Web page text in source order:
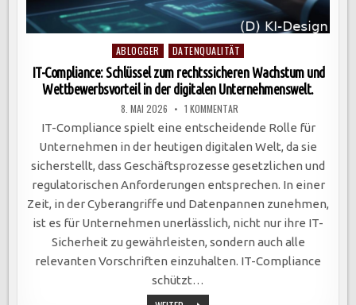
Posted
in
ABLOGGER DATENQUALITÄT
IT-Compliance: Schlüssel zum rechtssicheren Wachstum und
Wettbewerbsvorteil in der digitalen Unternehmenswelt.
8. MAI 2026 1 KOMMENTARZU
IT-
COMPLIANCE:
SCHLÜSSEL
ZUM
RECHTSSICHEREN
WACHSTUM
UND
WETTBEWERBSVORTEIL
IN
DER
DIGITALEN
UNTERNEHMENSWELT.
IT-Compliance spielt eine entscheidende Rolle für
Unternehmen in der heutigen digitalen Welt, da sie
sicherstellt, dass Geschäftsprozesse gesetzlichen und
regulatorischen Anforderungen entsprechen. In einer
Zeit, in der Cyberangriffe und Datenpannen zunehmen,
ist es für Unternehmen unerlässlich, nicht nur ihre IT-
Sicherheit zu gewährleisten, sondern auch alle
relevanten Vorschriften einzuhalten. IT-Compliance
schützt…